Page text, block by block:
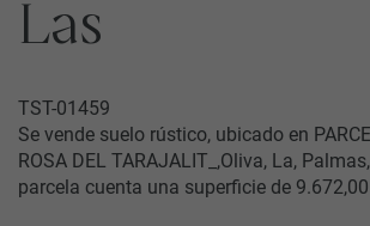
Las
TST-01459
Se vende suelo rústico, ubicado en
ROSA DEL TARAJALIT_,Oliva, La,
parcela cuenta una superficie de